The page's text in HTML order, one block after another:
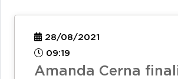
28/08/2021
09:19
Amanda Cerna